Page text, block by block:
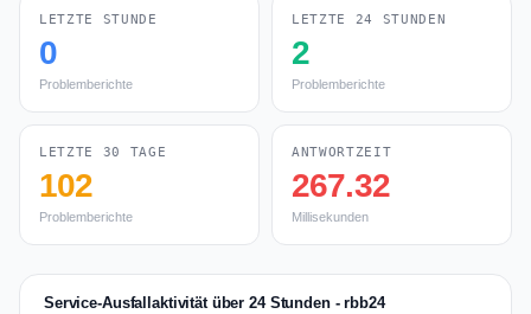
LETZTE STUNDE
0
Problemberichte
LETZTE 24 STUNDEN
2
Problemberichte
LETZTE 30 TAGE
102
Problemberichte
ANTWORTZEIT
267.32
Millisekunden
Service-Ausfallaktivität über 24 Stunden - rbb24